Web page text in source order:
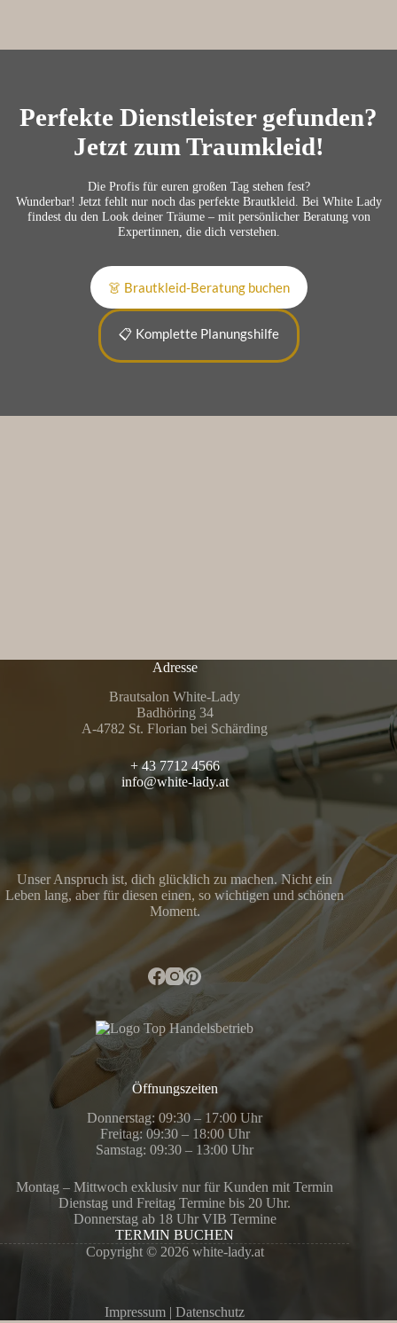
Perfekte Dienstleister gefunden?
Jetzt zum Traumkleid!
Die Profis für euren großen Tag stehen fest?
Wunderbar! Jetzt fehlt nur noch das perfekte Brautkleid. Bei White Lady
findest du den Look deiner Träume – mit persönlicher Beratung von
Expertinnen, die dich verstehen.
👗 Brautkleid-Beratung buchen
📋 Komplette Planungshilfe
Adresse
Brautsalon White-Lady
Badhöring 34
A-4782 St. Florian bei Schärding
+ 43 7712 4566
info@white-lady.at
Unser Anspruch ist, dich glücklich zu machen. Nicht ein
Leben lang, aber für diesen einen, so wichtigen und schönen
Moment.
Öffnungszeiten
Donnerstag: 09:30 – 17:00 Uhr
Freitag: 09:30 – 18:00 Uhr
Samstag: 09:30 – 13:00 Uhr
Montag – Mittwoch exklusiv nur für Kunden mit Termin
Dienstag und Freitag Termine bis 20 Uhr.
Donnerstag ab 18 Uhr VIB Termine
TERMIN BUCHEN
Copyright © 2026 white-lady.at
Impressum |Datenschutz